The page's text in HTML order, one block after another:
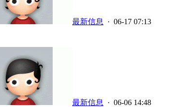
最新信息 · 06-17 07:13
最新信息 · 06-06 14:48